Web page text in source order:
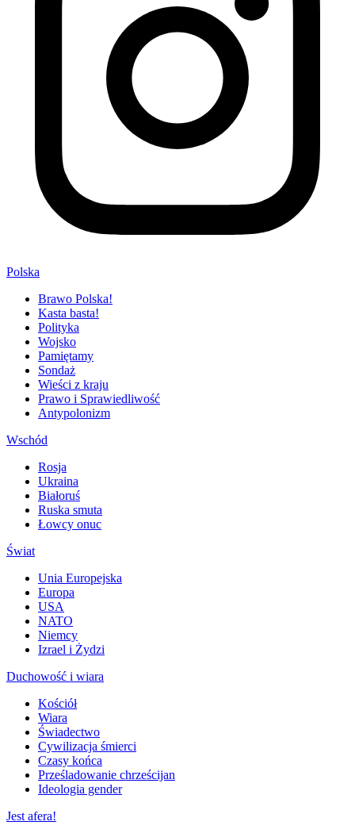
Polska
Brawo Polska!
Kasta basta!
Polityka
Wojsko
Pamiętamy
Sondaż
Wieści z kraju
Prawo i Sprawiedliwość
Antypolonizm
Wschód
Rosja
Ukraina
Białoruś
Ruska smuta
Łowcy onuc
Świat
Unia Europejska
Europa
USA
NATO
Niemcy
Izrael i Żydzi
Duchowość i wiara
Kościół
Wiara
Świadectwo
Cywilizacja śmierci
Czasy końca
Prześladowanie chrześcijan
Ideologia gender
Jest afera!